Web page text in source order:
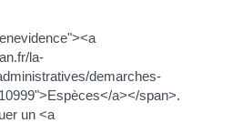
la-
demarches-
a></span>.
un <a